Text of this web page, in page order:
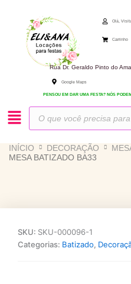
conteúdo
Olá,
Carrinho
Rua Dr. Geraldo Pinto do
Google Maps
PENSOU EM DAR UMA FESTA? NÓS
produtos
INÍCIO DECORAÇÃO
MESA BATIZADO BA33
SKU: SKU-000096-1
Categorias: Batizado,